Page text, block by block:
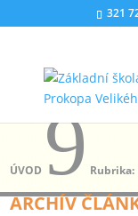
321
ÚVOD 9 Rubrika:
ARCHÍV